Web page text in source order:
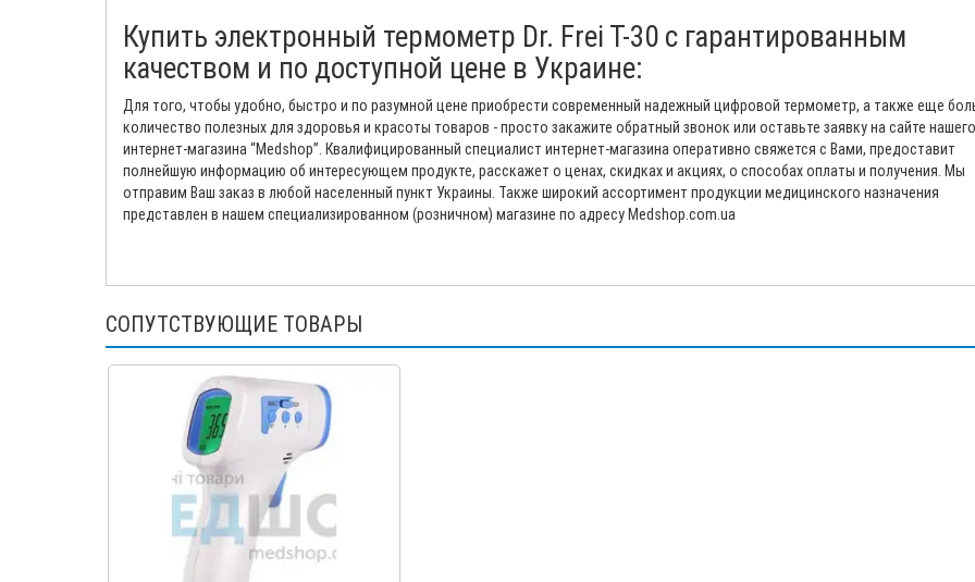
Купить электронный термометр Dr. Frei T-30 с гарантированным
качеством и по доступной цене в Украине:
Для того, чтобы удобно, быстро и по разумной цене приобрести современный надежный цифровой термометр, а также еще
количество полезных для здоровья и красоты товаров - просто закажите обратный звонок или оставьте заявку на сайте нашего
интернет-магазина “Medshop”. Квалифицированный специалист интернет-магазина оперативно свяжется с Вами, предоставит
полнейшую информацию об интересующем продукте, расскажет о ценах, скидках и акциях, о способах оплаты и получения. Мы
отправим Ваш заказ в любой населенный пункт Украины. Также широкий ассортимент продукции медицинского назначения
представлен в нашем специализированном (розничном) магазине по адресу Medshop.com.ua
СОПУТСТВУЮЩИЕ ТОВАРЫ